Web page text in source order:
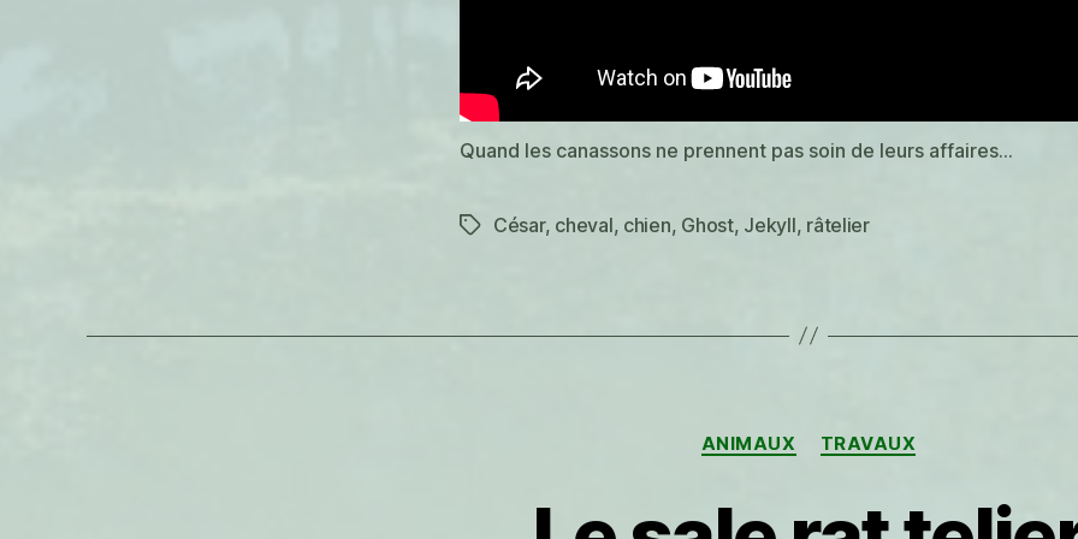
Quand les canassons ne prennent pas soin de leurs affaires…
Étiquettes
César, cheval, chien, Ghost, Jekyll, râtelier
Catégories
ANIMAUX TRAVAUX